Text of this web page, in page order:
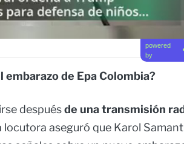
powered
by
de Epa Colombia?
despuésde una transmisión
locutora aseguró que Karol